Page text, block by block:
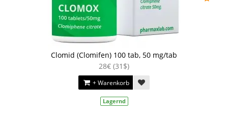
Clomid (Clomifen) 100 tab, 50 mg/tab
28€ (31$)
+ Warenkorb
Lagernd